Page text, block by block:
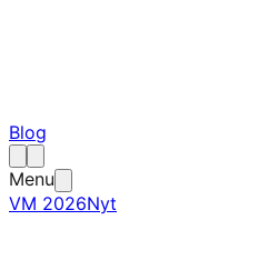
Blog
Menu
VM 2026Nyt